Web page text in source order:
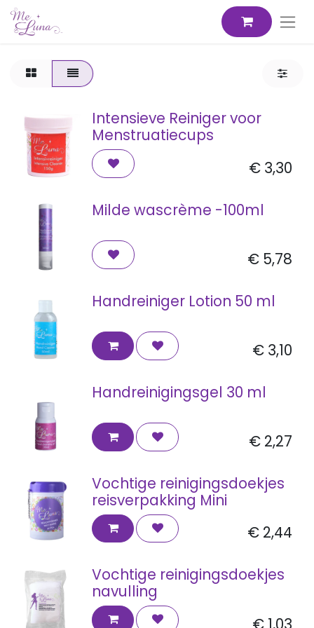
Intensieve Reiniger voor
Menstruatiecups
€ 3,30
Milde wascrème -100ml
€ 5,78
Handreiniger Lotion 50 ml
€ 3,10
Handreinigingsgel 30 ml
€ 2,27
Vochtige reinigingsdoekjes
reisverpakking Mini
€ 2,44
Vochtige reinigingsdoekjes
navulling